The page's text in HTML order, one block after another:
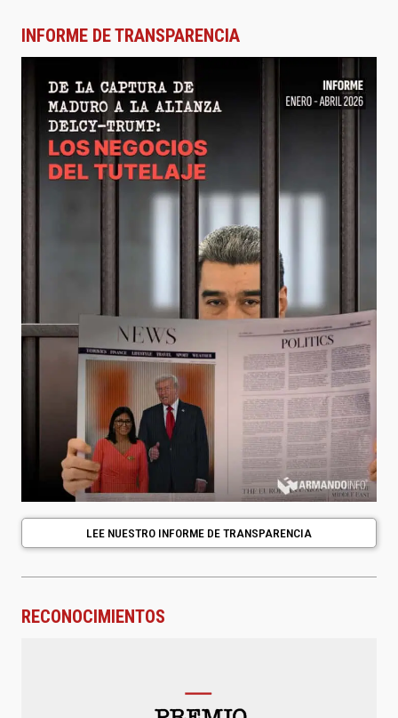
INFORME DE TRANSPARENCIA
LEE NUESTRO INFORME DE TRANSPARENCIA
RECONOCIMIENTOS